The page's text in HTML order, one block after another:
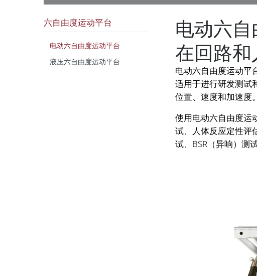
六自由度运动平台
电动六自由度运动平台
液压六自由度运动平台
电动六
在回路
电动六自由度运动平
适用于进行研发测试
位置、速度和加速度。
使用电动六自由度运
试、人体反应定性评
试、BSR（异响）测